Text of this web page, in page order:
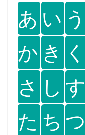
あ い う
か き く
さ し す
た ち つ